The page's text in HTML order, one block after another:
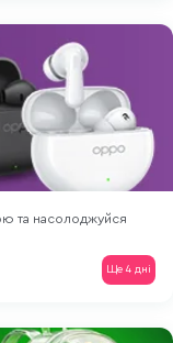
та насолоджуйся
Ще 4 дні